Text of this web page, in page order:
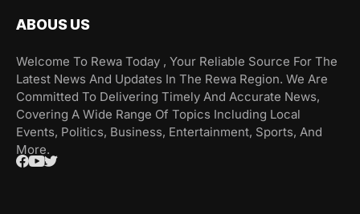
ABOUS US
Welcome To Rewa Today , Your Reliable Source For The
Latest News And Updates In The Rewa Region. We Are
Committed To Delivering Timely And Accurate News,
Covering A Wide Range Of Topics Including Local
Events, Politics, Business, Entertainment, Sports, And
More.